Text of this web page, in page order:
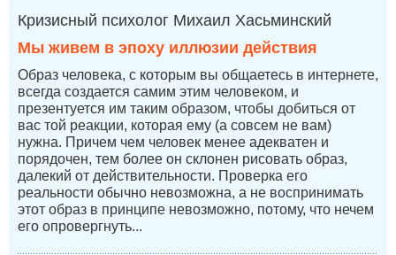
Кризисный психолог Михаил Хасьминский
Мы живем в эпоху иллюзии действия
Образ человека, с которым вы общаетесь в интернете,
всегда создается самим этим человеком, и
презентуется им таким образом, чтобы добиться от
вас той реакции, которая ему (а совсем не вам)
нужна. Причем чем человек менее адекватен и
порядочен, тем более он склонен рисовать образ,
далекий от действительности. Проверка его
реальности обычно невозможна, а не воспринимать
этот образ в принципе невозможно, потому, что нечем
его опровергнуть...